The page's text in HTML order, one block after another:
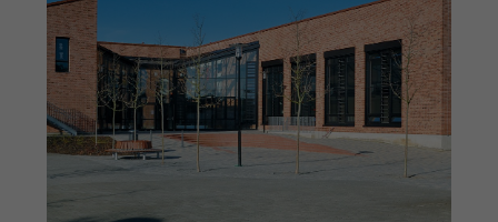
RECYCLING-ZIEGEL
RE-USE-ZIEGEL
GLASUR-ZIEGEL
RE-USE-MÖRTEL
FASSADENPLANUNG (SCHWEIZ)